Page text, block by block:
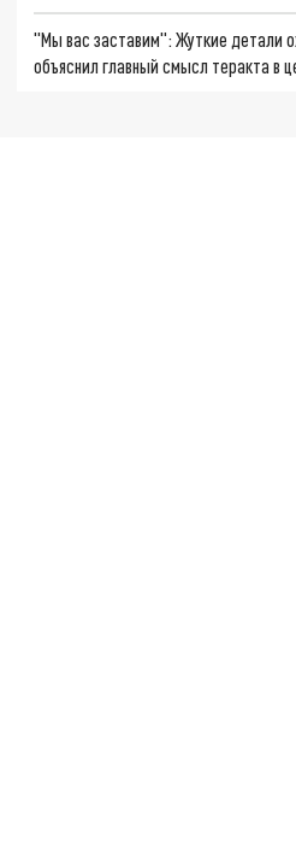
"Мы вас заставим": Жуткие детали
объяснил главный смысл теракта в